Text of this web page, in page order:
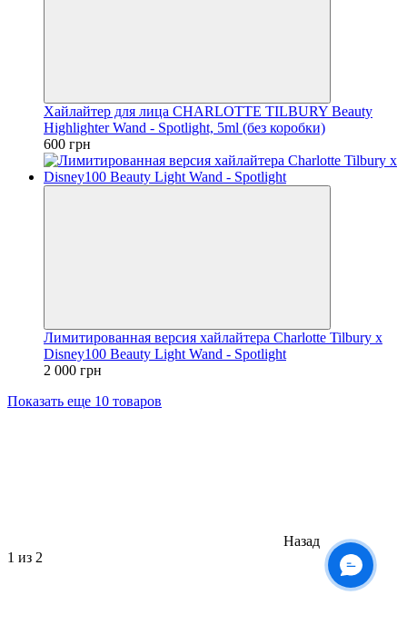
Хайлайтер для лица CHARLOTTE TILBURY Beauty
Highlighter Wand - Spotlight, 5ml (без коробки)
600 грн
Лимитированная версия хайлайтера Charlotte Tilbury x
Disney100 Beauty Light Wand - Spotlight
2 000 грн
Показать еще 10 товаров
Назад
1 из 2